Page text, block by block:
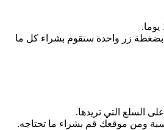
زر واحدة ستقوم بشراء كل ما
السلع التي تريدها.
ومن موقعك قم بشراء ما تحتاجه.